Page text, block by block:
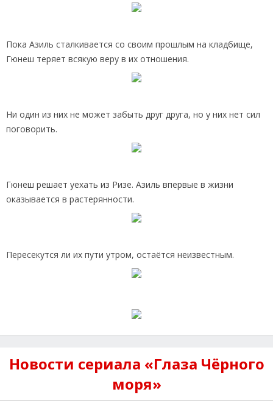
Пока Азиль сталкивается со своим прошлым на кладбище,
Гюнеш теряет всякую веру в их отношения.
Ни один из них не может забыть друг друга, но у них нет сил
поговорить.
Гюнеш решает уехать из Ризе. Азиль впервые в жизни
оказывается в растерянности.
Пересекутся ли их пути утром, остаётся неизвестным.
Новости сериала «Глаза Чёрного
моря»